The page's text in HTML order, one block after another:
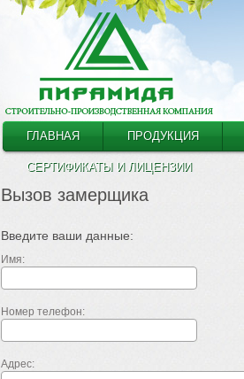
ГЛАВНАЯ ПРОДУКЦИЯ
СЕРТИФИКАТЫ И ЛИЦЕНЗИИ
Вызов замерщика
Введите ваши данные:
Имя:
Номер телефон:
Адрес: